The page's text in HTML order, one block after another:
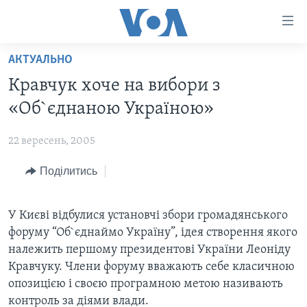
Перейти
матеріалу
Перейти
меню
Перейти
Пошуку
АКТУАЛЬНО
США
УКРАЇНА
УКРАЇНЦІ У СВІТІ
НАУКА
ЗДОРОВ'Я
ПОЛІТИКА В США
АДМІНІСТРАЦІЯ ПРЕЗИДЕНТА ТРАМПА: ПЕРШІ 100
УКРАЇНЦІ В АМЕРИЦІ
УКРАЇНА
ІНТЕРВ'Ю
БОРОТЬБА З ДЕЗІНФОРМАЦІЄЮ
АКТУАЛЬНО
Кравчук хоче на вибори з
«Об`єднаною Україною»
22 вересень, 2005
Поділитись
У Києві відбулися установчі збори громадянського
форуму “Об`єднаймо Україну”, iдея створення якого
належить першому президентові України Леонiду
Кравчуку. Члени форуму вважають себе класичною
опозицією і своєю програмною метою називають
контроль за діями влади.